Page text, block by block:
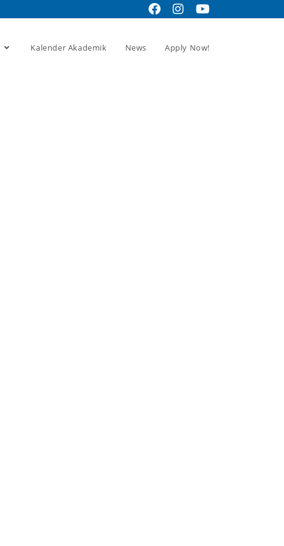
Kalender Akademik News Apply Now!